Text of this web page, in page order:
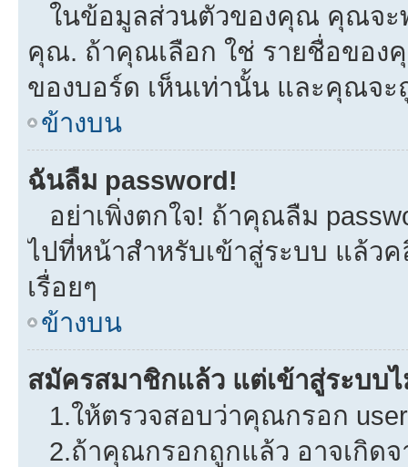
ในข้อมูลส่วนตัวของคุณ คุณจะ
คุณ. ถ้าคุณเลือก ใช่ รายชื่อของ
ของบอร์ด เห็นเท่านั้น และคุณจ
ข้างบน
ฉันลืม password!
อย่าเพิ่งตกใจ! ถ้าคุณลืม
ไปที่หน้าสำหรับเข้าสู่ระบบ แล้ว
เรื่อยๆ
ข้างบน
สมัครสมาชิกแล้ว แต่เข้าสู่ระบบ
1.ให้ตรวจสอบว่าคุณกรอก
2.ถ้าคุณกรอกถูกแล้ว อาจเกิดจ